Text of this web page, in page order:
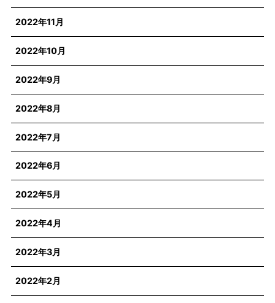
2022年11月
2022年10月
2022年9月
2022年8月
2022年7月
2022年6月
2022年5月
2022年4月
2022年3月
2022年2月